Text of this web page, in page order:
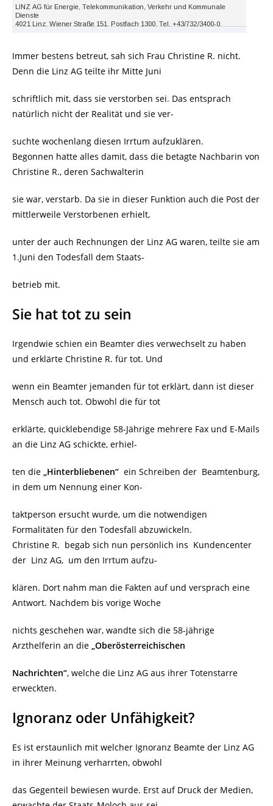
Immer bestens betreut, sah sich Frau Christine R. nicht.
Denn die Linz AG teilte ihr Mitte Juni
schriftlich mit, dass sie verstorben sei. Das entsprach
natürlich nicht der Realität und sie ver-
suchte wochenlang diesen Irrtum aufzuklären.
Begonnen hatte alles damit, dass die betagte Nachbarin von
Christine R., deren Sachwalterin
sie war, verstarb. Da sie in dieser Funktion auch die Post der
mittlerweile Verstorbenen erhielt,
unter der auch Rechnungen der Linz AG waren, teilte sie am
1.Juni den Todesfall dem Staats-
betrieb mit.
Sie hat tot zu sein
Irgendwie schien ein Beamter dies verwechselt zu haben
und erklärte Christine R. für tot. Und
wenn ein Beamter jemanden für tot erklärt, dann ist dieser
Mensch auch tot. Obwohl die für tot
erklärte, quicklebendige 58-Jährige mehrere Fax und E-Mails
an die Linz AG schickte, erhiel-
ten die „Hinterbliebenen“ ein Schreiben der Beamtenburg,
in dem um Nennung einer Kon-
taktperson ersucht wurde, um die notwendigen
Formalitäten für den Todesfall abzuwickeln.
Christine R. begab sich nun persönlich ins Kundencenter
der Linz AG, um den Irrtum aufzu-
klären. Dort nahm man die Fakten auf und versprach eine
Antwort. Nachdem bis vorige Woche
nichts geschehen war, wandte sich die 58-jährige
Arzthelferin an die „Oberösterreichischen
Nachrichten“, welche die Linz AG aus ihrer Totenstarre
erweckten.
Ignoranz oder Unfähigkeit?
Es ist erstaunlich mit welcher Ignoranz Beamte der Linz AG
in ihrer Meinung verharrten, obwohl
das Gegenteil bewiesen wurde. Erst auf Druck der Medien,